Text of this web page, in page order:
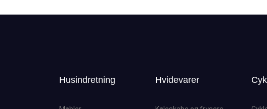
Husindretning Hvidevarer